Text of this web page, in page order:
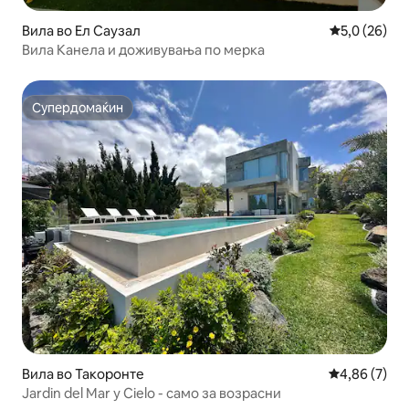
Вила во Ел Саузал Просечна
5,0 (26)
Вила Канела и доживувања по мерка
Супердомаќин
Супердомаќин
Вила во Такоронте Просечна
4,86 (7)
Jardin del Mar y Cielo - само за возрасни